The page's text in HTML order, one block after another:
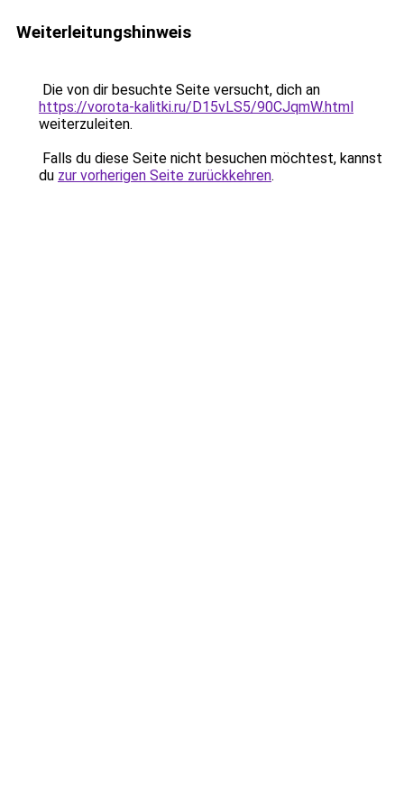
Weiterleitungshinweis
Die von dir besuchte Seite versucht, dich an
https://vorota-kalitki.ru/D15vLS5/90CJqmW.html
weiterzuleiten.
Falls du diese Seite nicht besuchen möchtest, kannst
du zur vorherigen Seite zurückkehren.